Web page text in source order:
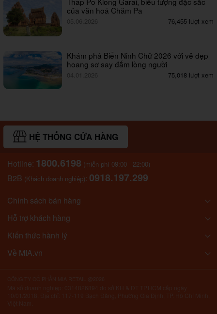
của văn hoá Chăm Pa
05.06.2026 76,455 lượt xem
Khám phá Biển Ninh Chữ 2026 với vẻ đẹp
hoang sơ say đắm lòng người
04.01.2026 75,018 lượt xem
HỆ THỐNG CỬA HÀNG
Hotline: 1800.6198 (miễn phí 09:00 - 22:00)
B2B (Khách doanh nghiệp): 0918.197.299
Chính sách bán hàng
Hỗ trợ khách hàng
Kiến thức hành lý
Về MIA.vn